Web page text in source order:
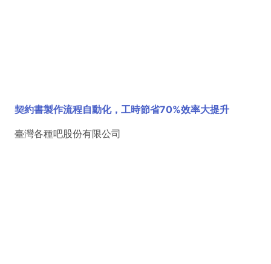
契約書製作流程自動化，工時節省70%效率大提升
臺灣各種吧股份有限公司